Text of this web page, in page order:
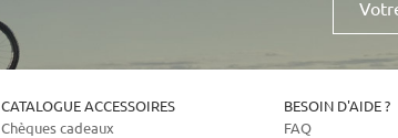
mail
CATALOGUE ACCESSOIRES
Chèques cadeaux
BESOIN D'AIDE ?
FAQ